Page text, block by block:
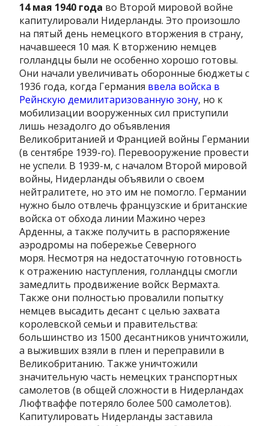
14 мая 1940 года во Второй мировой войне
капитулировали Нидерланды. Это произошло
на пятый день немецкого вторжения в страну,
начавшееся 10 мая. К вторжению немцев
голландцы были не особенно хорошо готовы.
Они начали увеличивать оборонные бюджеты с
1936 года, когда Германия ввела войска в
Рейнскую демилитаризованную зону, но к
мобилизации вооруженных сил приступили
лишь незадолго до объявления
Великобританией и Францией войны Германии
(в сентябре 1939-го). Перевооружение провести
не успели. В 1939-м, с началом Второй мировой
войны, Нидерланды объявили о своем
нейтралитете, но это им не помогло. Германии
нужно было отвлечь французские и британские
войска от обхода линии Мажино через
Арденны, а также получить в распоряжение
аэродромы на побережье Северного
моря. Несмотря на недостаточную готовность
к отражению наступления, голландцы смогли
замедлить продвижение войск Вермахта.
Также они полностью провалили попытку
немцев высадить десант с целью захвата
королевской семьи и правительства:
большинство из 1500 десантников уничтожили,
а выживших взяли в плен и переправили в
Великобританию. Также уничтожили
значительную часть немецких транспортных
самолетов (в общей сложности в Нидерландах
Люфтваффе потеряло более 500 самолетов).
Капитулировать Нидерланды заставила